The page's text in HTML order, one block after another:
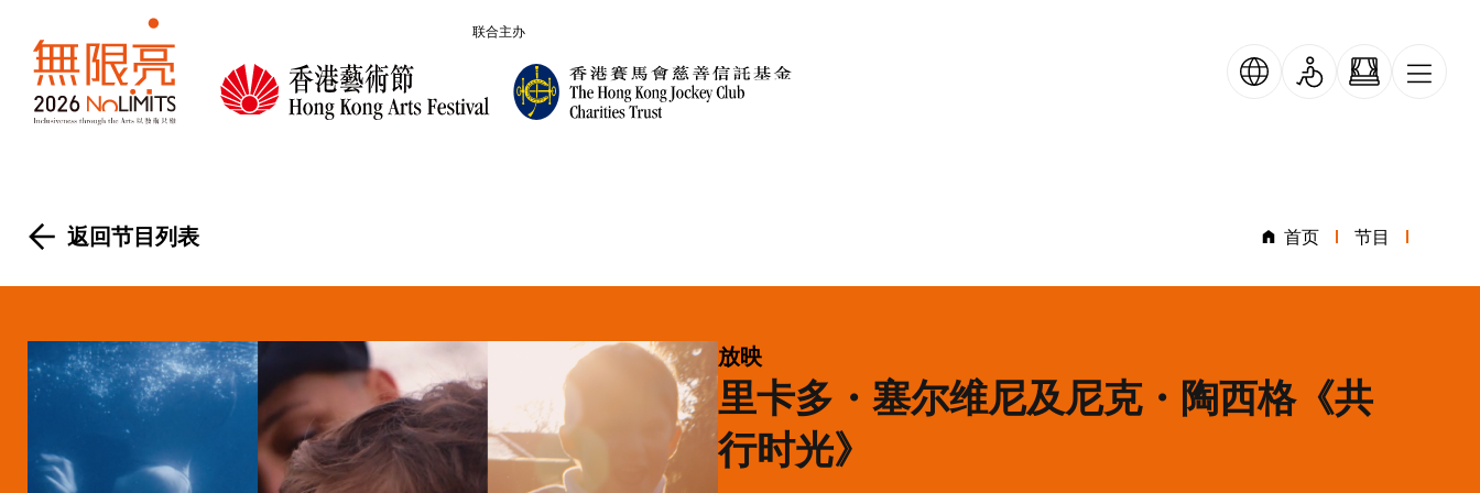
联合主办
无限亮
返回节目列表 首页 节目
表演类别
放映
里卡多・塞尔维尼及尼克・陶西格《共
行时光》